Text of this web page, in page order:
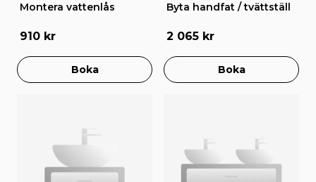
Montera vattenlås
910 kr
Boka
Byta handfat / tvättställ
2 065 kr
Boka